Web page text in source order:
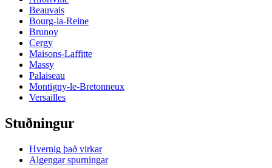
Beauvais
Bourg-la-Reine
Brunoy
Cergy
Maisons-Laffitte
Massy
Palaiseau
Montigny-le-Bretonneux
Versailles
Stuðningur
Hvernig það virkar
Algengar spurningar